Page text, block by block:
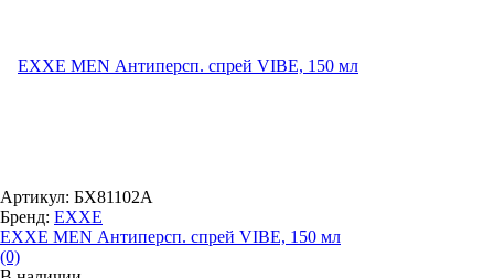
Артикул: БХ81102А
Бренд: EXXE
EXXE MEN Антиперсп. спрей VIBE, 150 мл
(0)